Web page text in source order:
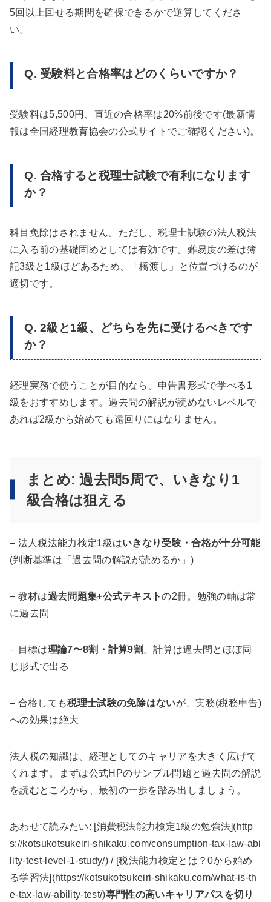
5回以上回せる期間を確保できるかで逆算してくださ
い。
Q. 受験料と合格率はどのくらいですか？
受験料は5,500円、直近の合格率は20%前後です(最新情
報は全国経理教育協会の公式サイトでご確認ください)。
Q. 合格すると税理士試験で有利になります
か？
科目免除はされません。ただし、税理士試験の法人税法
に入る前の基礎固めとしては有効です。難易度の差は簿
記3級と1級ほどあるため、「橋渡し」と位置づけるのが
適切です。
Q. 2級と1級、どちらを先に受けるべきです
か？
経理実務で使うことが目的なら、申告書形式で学べる1
級をおすすめします。過去問の解説が読めないレベルで
あれば2級から始めても遠回りにはなりません。
まとめ: 過去問5周で、いきなり1
級合格は狙える
– 法人税法能力検定1級はいきなり受験・合格が十分可能
(判断基準は「過去問の解説が読めるか」)
– 教材は過去問題集+公式テキストの2冊。勉強の軸は常
に過去問
– 目標は理論7〜8割・計算9割 。計算は過去問とほぼ同
じ形式で出る
– 合格しても税理士試験の免除はないが、実務(税務申告)
への効果は絶大
法人税の知識は、経理としてのキャリアを大きく広げて
くれます。まずは公式HPのサンプル問題と過去問の解説
を読むところから、最初の一歩を踏み出しましょう。
あわせて読みたい: [消費税法能力検定1級の勉強法](http
s://kotsukotsukeiri-shikaku.com/consumption-tax-law-abi
lity-test-level-1-study/) / [税法能力検定とは？0から始め
る学習法](https://kotsukotsukeiri-shikaku.com/what-is-th
e-tax-law-ability-test/)専門性の高いキャリアパスを切り